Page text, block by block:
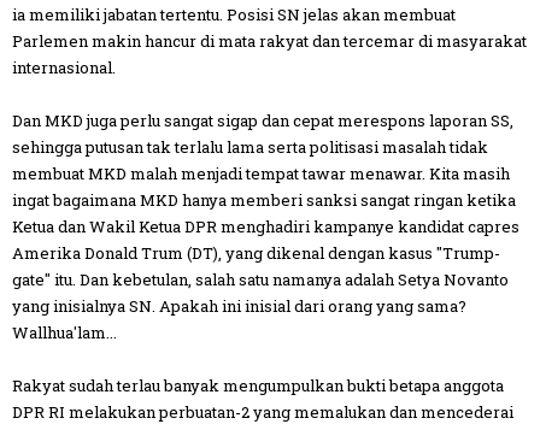
ia memiliki jabatan tertentu. Posisi SN jelas akan membuat
Parlemen makin hancur di mata rakyat dan tercemar di masyarakat
internasional.
Dan MKD juga perlu sangat sigap dan cepat merespons laporan SS,
sehingga putusan tak terlalu lama serta politisasi masalah tidak
membuat MKD malah menjadi tempat tawar menawar. Kita masih
ingat bagaimana MKD hanya memberi sanksi sangat ringan ketika
Ketua dan Wakil Ketua DPR menghadiri kampanye kandidat capres
Amerika Donald Trum (DT), yang dikenal dengan kasus "Trump-
gate" itu. Dan kebetulan, salah satu namanya adalah Setya Novanto
yang inisialnya SN. Apakah ini inisial dari orang yang sama?
Wallhua'lam...
Rakyat sudah terlau banyak mengumpulkan bukti betapa anggota
DPR RI melakukan perbuatan-2 yang memalukan dan mencederai